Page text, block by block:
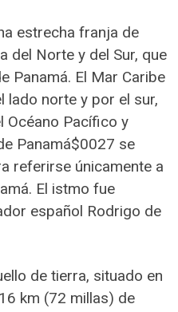
estrecha franja de
del Norte y del Sur, que
Panamá. El Mar Caribe
lado norte y por el sur,
Océano Pacífico y
Panamá$0027 se
referirse únicamente a
El istmo fue
español Rodrigo de
de tierra, situado en
km (72 millas) de